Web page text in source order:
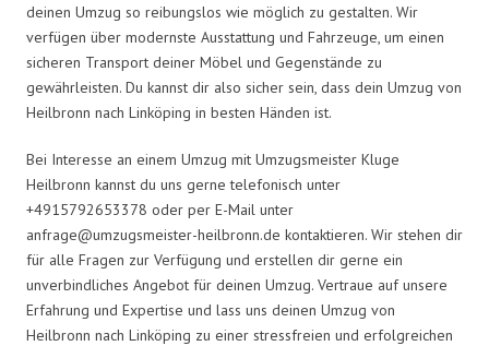
deinen Umzug so reibungslos wie möglich zu gestalten. Wir
verfügen über modernste Ausstattung und Fahrzeuge, um einen
sicheren Transport deiner Möbel und Gegenstände zu
gewährleisten. Du kannst dir also sicher sein, dass dein Umzug von
Heilbronn nach Linköping in besten Händen ist.
Bei Interesse an einem Umzug mit Umzugsmeister Kluge
Heilbronn kannst du uns gerne telefonisch unter
+4915792653378 oder per E-Mail unter
anfrage@umzugsmeister-heilbronn.de kontaktieren. Wir stehen dir
für alle Fragen zur Verfügung und erstellen dir gerne ein
unverbindliches Angebot für deinen Umzug. Vertraue auf unsere
Erfahrung und Expertise und lass uns deinen Umzug von
Heilbronn nach Linköping zu einer stressfreien und erfolgreichen